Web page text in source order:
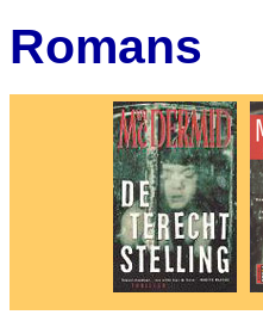
Romans